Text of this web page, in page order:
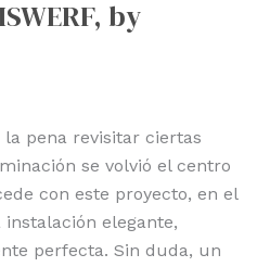
by
la pena revisitar ciertas
se volvió el centro
con este proyecto, en el
elegante,
perfecta. Sin duda, un